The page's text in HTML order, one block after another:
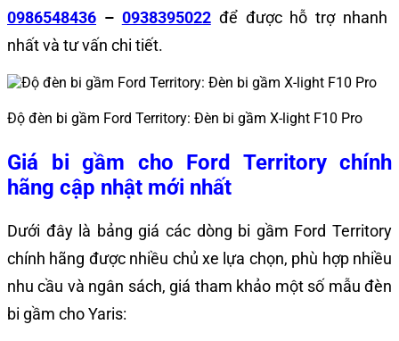
0986548436 – 0938395022để được hỗ trợ nhanh
nhất và tư vấn chi tiết.
Độ đèn bi gầm Ford Territory: Đèn bi gầm X-light F10 Pro
Giá bi gầm cho Ford Territory chính
hãng cập nhật mới nhất
Dưới đây là bảng giá các dòng bi gầm Ford Territory
chính hãng được nhiều chủ xe lựa chọn, phù hợp nhiều
nhu cầu và ngân sách, giá tham khảo một số mẫu đèn
bi gầm cho Yaris: